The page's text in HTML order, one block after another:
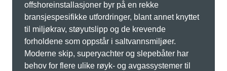
offshoreinstallasjoner byr på en rekke
bransjespesifikke utfordringer, blant annet knyttet
til miljøkrav, støyutslipp og de krevende
forholdene som oppstår i saltvannsmiljøer.
Moderne skip, superyachter og slepebåter har
behov for flere ulike røyk- og avgassystemer til